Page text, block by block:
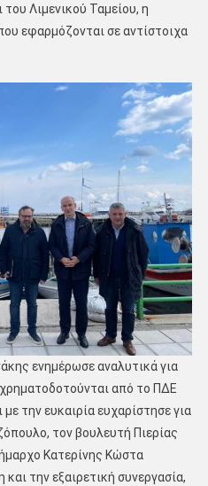
Λιμενικού Ταμείου, η
εφαρμόζονται σε αντίστοιχα
ενημέρωσε αναλυτικά για
από το ΠΔΕ
την ευκαιρία ευχαρίστησε για
τον βουλευτή Πιερίας
Κατερίνης Κώστα
την εξαιρετική συνεργασία,